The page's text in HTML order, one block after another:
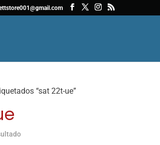
“sat 22t-ue”